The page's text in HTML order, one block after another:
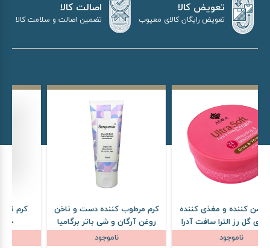
تعویض کالا
تعویض رایگان کالای معیوب
اصالت کالا
تضمین اصالت و سلامت کالا
کرم مرطوب کننده دست و ناخن
روغن آرگان و شی باتر برگامیا
کرم نرم کننده اوسرین ثمین
حجم 100 میلی لیتر